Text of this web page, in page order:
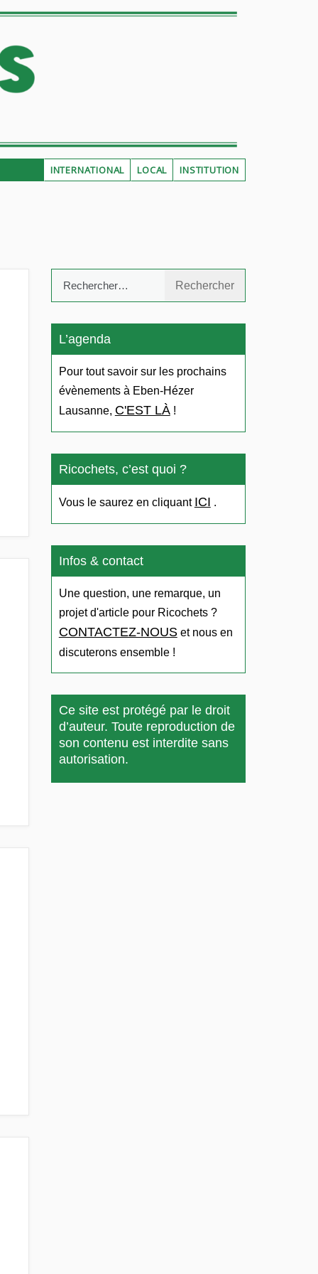
INSTITUTION
LOCAL
INTERNATIONAL
L’agenda
Pour tout savoir sur les prochains
évènements à Eben-Hézer
Lausanne, C'EST LÀ!
Ricochets, c’est quoi ?
Vous le saurez en cliquant ICI .
Infos & contact
Une question, une remarque, un
projet d'article pour Ricochets ?
CONTACTEZ-NOUSet nous en
discuterons ensemble !
Ce site est protégé par le droit
d’auteur. Toute reproduction de
son contenu est interdite sans
autorisation.